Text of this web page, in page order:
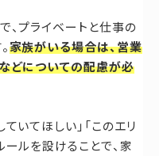
、プライベートと仕事の
家族がいる場合は、営業
どについての配慮が必
いてほしい」「このエリ
ルを設けることで、家